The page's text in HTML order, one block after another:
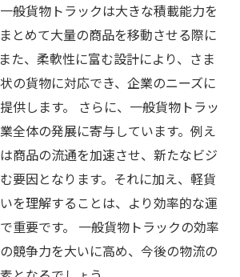
般貨物トラックは大きな積載能力を
とめて大量の商品を移動させる際に
た、柔軟性に富む設計により、さま
の貨物に対応でき、企業のニーズに
供します。 さらに、一般貨物トラッ
全体の発展に寄与しています。例え
商品の流通を加速させ、新たなビジ
要因となります。それに加え、軽貨
を理解することは、より効率的な運
重要です。 一般貨物トラックの効率
競争力を大いに高め、今後の物流の